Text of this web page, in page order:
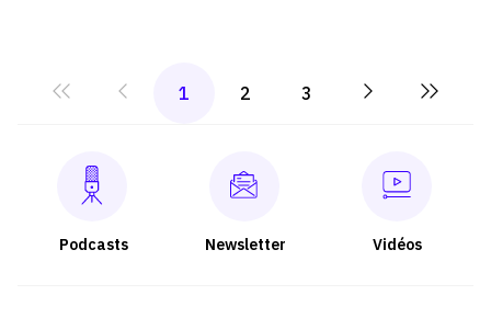
1 2 3
Podcasts Newsletter Vidéos